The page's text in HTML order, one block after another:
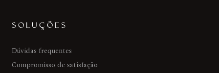
SOLUÇÕES
Dúvidas frequentes
Compromisso de satisfação